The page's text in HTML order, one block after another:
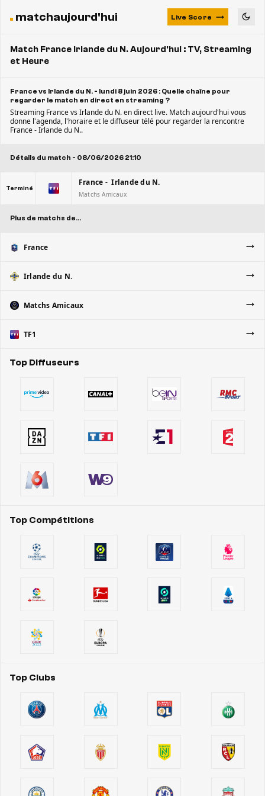
matchaujourd'hui Live Score
Match France Irlande du N. Aujourd'hui : TV, Streaming
et Heure
France vs Irlande du N. - lundi 8 juin 2026 : Quelle chaîne pour
regarder le match en direct en streaming ?
Streaming France vs Irlande du N. en direct live. Match aujourd'hui vous
donne l'agenda, l'horaire et le diffuseur télé pour regarder la rencontre
France - Irlande du N..
Détails du match - 08/06/2026 21:10
Terminé
France - Irlande du N.
Matchs Amicaux
Plus de matchs de...
France
Irlande du N.
Matchs Amicaux
TF1
Top Diffuseurs
Top Compétitions
Top Clubs